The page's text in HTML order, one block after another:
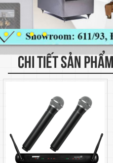
CHI TIẾT SẢN PHẨM